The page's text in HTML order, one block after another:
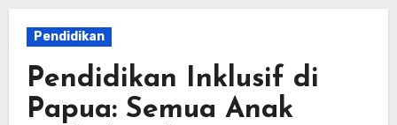
Pendidikan
Pendidikan Inklusif di
Papua: Semua Anak